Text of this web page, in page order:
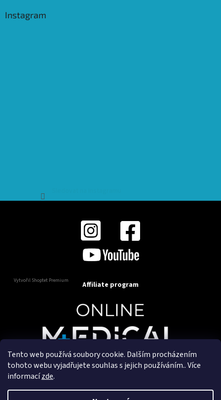
Tento web používá soubory cookie. Dalším procházením
tohoto webu vyjadřujete souhlas s jejich používáním.. Více
informacízde.
Instagram
Vytvořil Shoptet Premium Affiliate program
Copyright 2025OnlineMedical.cz. Všechna práva
Vytvořil a marketingově zajišťuje